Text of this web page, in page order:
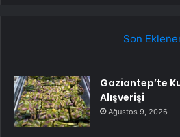
Son
Gaziantep’te
Alışverişi
Ağustos 9, 2026